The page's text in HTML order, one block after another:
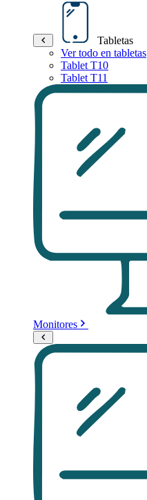
Tabletas
Ver todo en tabletas
Tablet T10
Tablet T11
Monitores